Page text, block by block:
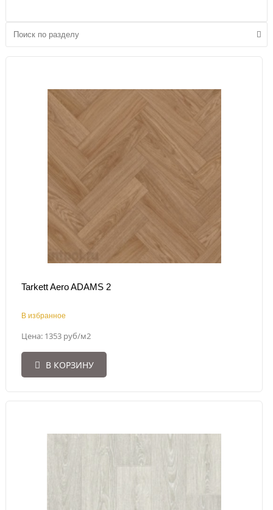
Tarkett Aero ADAMS 2
В избранное
Цена: 1353 руб/м2
В КОРЗИНУ